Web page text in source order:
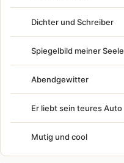
Dichter und Schreiber
Spiegelbild meiner Seele
Abendgewitter
Er liebt sein teures Auto
Mutig und cool